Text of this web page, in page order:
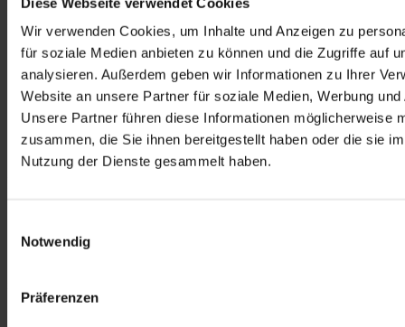
Wir verwenden Cookies, um Inhalte und Anzeigen zu
für soziale Medien anbieten zu können und die Zugriffe auf
analysieren. Außerdem geben wir Informationen zu Ihrer
Website an unsere Partner für soziale Medien, Werbung
Unsere Partner führen diese Informationen möglicherweise
zusammen, die Sie ihnen bereitgestellt haben oder die sie
Nutzung der Dienste gesammelt haben.
Notwendig
Präferenzen
Hier finden Sie alle Informationen rund um den Antrag als
Wahlrechts d. h. zur Auswahl einer bestimmten von Ihnen